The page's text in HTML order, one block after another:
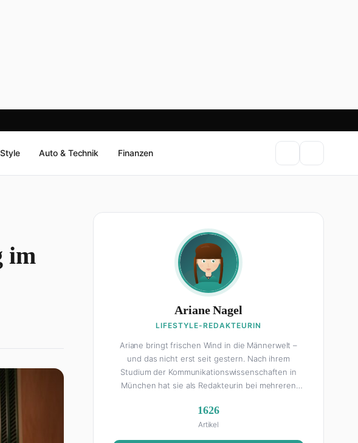
Style Auto & Technik Finanzen
im
Ariane Nagel
LIFESTYLE-REDAKTEURIN
Ariane bringt frischen Wind in die Männerwelt –
und das nicht erst seit gestern. Nach ihrem
Studium der Kommunikationswissenschaften in
München hat sie als Redakteurin bei mehreren
FHM-Team gestoßen ist. Als Lifestyle-Redakteurin
schreibt sie über alles, was das Leben schöner
macht: von Interior Design und Reise-Tipps über
1626
Artikel